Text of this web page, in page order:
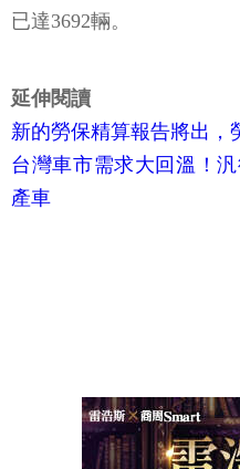
已達3692輛。
延伸閱讀
新的勞保精算報告將出，
台灣車市需求大回溫！
產車